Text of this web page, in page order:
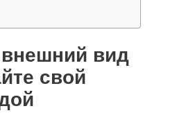
вид
свой